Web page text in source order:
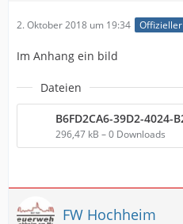
2. Oktober 2018 um 19:34
Im Anhang ein bild
Dateien
B6FD2CA6-39D2-4024-
296,47 kB – 0 Downloads
FW Hochheim